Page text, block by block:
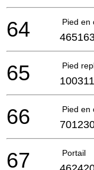
Pied en
64
Pied
65
Pied en
66
Portail
67